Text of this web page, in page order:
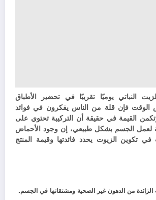
النباتي يوميًا تقريبًا في تحضير الأطباق
الوقت فإن قلة من الناس يفكرون في فوائد
القيمة في حقيقة أن التركيبة تحتوي على
لعمل الجسم بشكل طبيعي، إن وجود الأحماض
في تكوين الزيوت يحدد فائدتها وقيمة المنتج
الزائدة من الدهون غير الصحية ومشتقاتها في الجسم.